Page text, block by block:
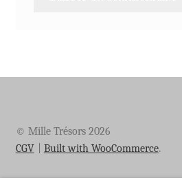
© Mille Trésors 2026
CGV
Built with WooCommerce.